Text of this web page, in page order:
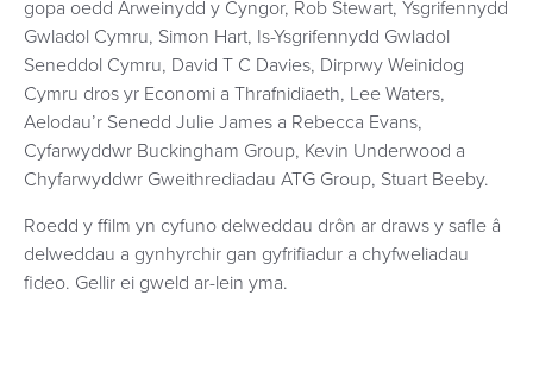
gopa oedd Arweinydd y Cyngor, Rob Stewart, Ysgrifennydd
Gwladol Cymru, Simon Hart, Is-Ysgrifennydd Gwladol
Seneddol Cymru, David T C Davies, Dirprwy Weinidog
Cymru dros yr Economi a Thrafnidiaeth, Lee Waters,
Aelodau’r Senedd Julie James a Rebecca Evans,
Cyfarwyddwr Buckingham Group, Kevin Underwood a
Chyfarwyddwr Gweithrediadau ATG Group, Stuart Beeby.
Roedd y ffilm yn cyfuno delweddau drôn ar draws y safle â
delweddau a gynhyrchir gan gyfrifiadur a chyfweliadau
fideo. Gellir ei gweld ar-lein yma.